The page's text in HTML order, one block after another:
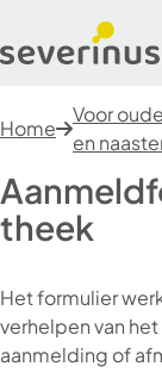
Home
Voor
en
theek
Het formulier
verhelpen van
aanmelding of